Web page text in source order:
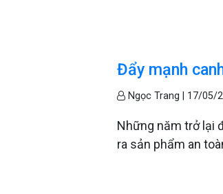
Đẩy mạnh
Ngọc Trang | 17/05/
Những năm trở lại
ra sản phẩm an